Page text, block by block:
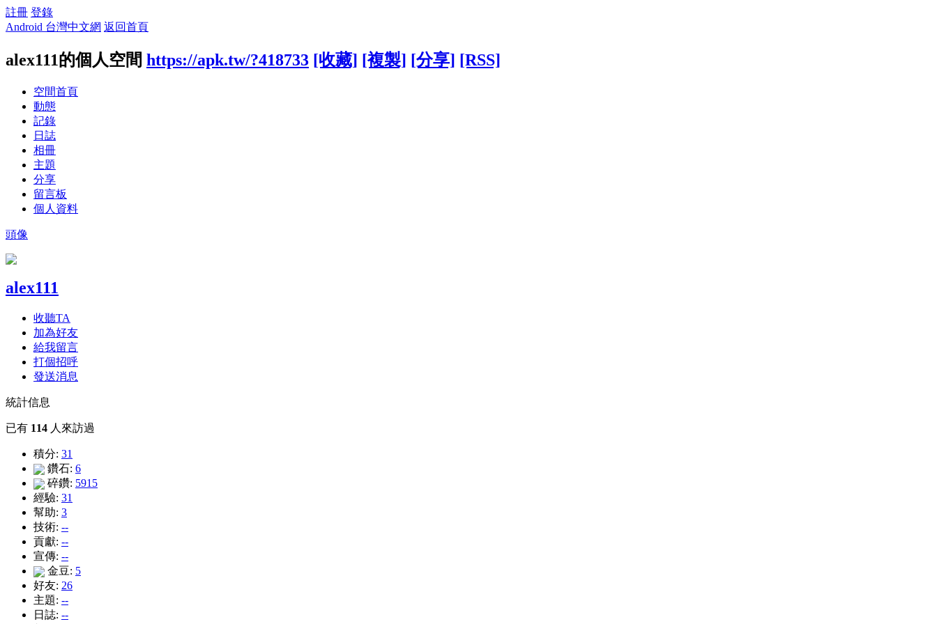
註冊 登錄
Android 台灣中文網 返回首頁
alex111的個人空間 https://apk.tw/?418733 [收藏] [複製] [分享] [RSS]
空間首頁
動態
記錄
日誌
相冊
主題
分享
留言板
個人資料
頭像
alex111
收聽TA
加為好友
給我留言
打個招呼
發送消息
統計信息
已有 114 人來訪過
積分: 31
鑽石: 6
碎鑽: 5915
經驗: 31
幫助: 3
技術: --
貢獻: --
宣傳: --
金豆: 5
好友: 26
主題: --
日誌: --